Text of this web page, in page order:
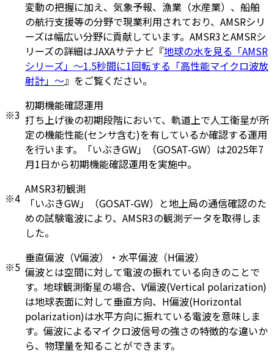
変動の把握に加え、気象予報、漁業（水産業）、船舶
の航行支援等の分野で現業利用されており、AMSRシリ
ーズは幅広い分野に貢献しています。AMSR3とAMSRシ
リーズの詳細はJAXAサテナビ『地球の水を見る「AMSR
シリーズ」～1.5秒間に1回転する「高性能マイクロ波放
射計」～』をご覧ください。
※3
初期機能確認運用
打ち上げ後の初期段階において、軌道上で人工衛星が所
定の機能性能(センサ含む)を有しているか確認する運用
を行います。「いぶきGW」（GOSAT-GW）は2025年7
月1日から初期機能確認運用を実施中。
※4
AMSR3初観測
「いぶきGW」（GOSAT-GW）と地上局の通信確認のた
めの試験電波により、AMSR3の観測データを取得しま
した。
※5
垂直偏波（V偏波）・水平偏波（H偏波）
偏波とは空間に対して電波の振れている向きのことで
す。地球観測衛星の場合、V偏波(Vertical polarization)
は地球表面に対して垂直方向、H偏波(Horizontal
polarization)は水平方向に振れている電波を意味しま
す。偏波によるマイクロ波信号の強さの特徴的な違いか
ら、物理量を知ることができます。